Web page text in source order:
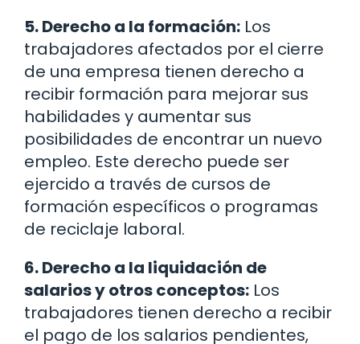
5. Derecho a la formación: Los
trabajadores afectados por el cierre
de una empresa tienen derecho a
recibir formación para mejorar sus
habilidades y aumentar sus
posibilidades de encontrar un nuevo
empleo. Este derecho puede ser
ejercido a través de cursos de
formación específicos o programas
de reciclaje laboral.
6. Derecho a la liquidación de
salarios y otros conceptos: Los
trabajadores tienen derecho a recibir
el pago de los salarios pendientes,